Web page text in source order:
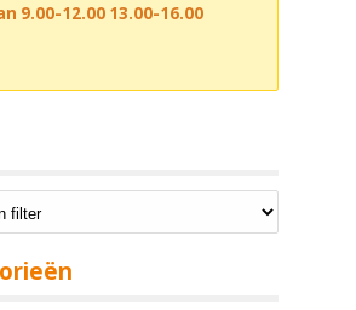
9.00-12.00 13.00-16.00